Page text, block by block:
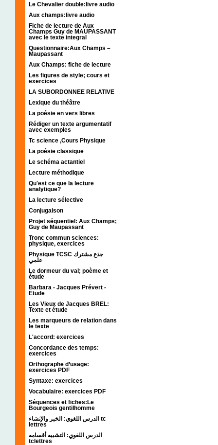
Le Chevalier double:livre audio
Aux champs:livre audio
Fiche de lecture de Aux
Champs Guy de MAUPASSANT
avec le texte integral
Questionnaire:Aux Champs –
Maupassant
Aux Champs: fiche de lecture
Les figures de style; cours et
exercices
LA SUBORDONNEE RELATIVE
Lexique du théâtre
La poésie en vers libres
Rédiger un texte argumentatif
avec exemples
Tc science ,Cours Physique
La poésie classique
Le schéma actantiel
Lecture méthodique
Qu'est ce que la lecture
analytique?
La lecture sélective
Conjugaison
Projet séquentiel: Aux Champs;
Guy de Maupassant
Tronc commun sciences:
physique, exercices
Physique TCSC جذع مشترك
علمي
Le dormeur du val; poème et
étude
Barbara - Jacques Prévert -
Etude
Les Vieux de Jacques BREL:
Texte et étude
Les marqueurs de relation dans
le texte
L'accord: exercices
Concordance des temps:
exercices
Orthographe d’usage:
exercices PDF
Syntaxe: exercices
Vocabulaire: exercices PDF
Séquences et fiches:Le
Bourgeois gentilhomme
الدرس اللغوي: الخبر والإنشاء tc
lettres
الدرس اللغوي: التشبيه أقسامه
tclettres